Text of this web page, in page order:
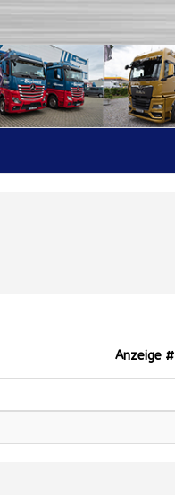
Anzeige #